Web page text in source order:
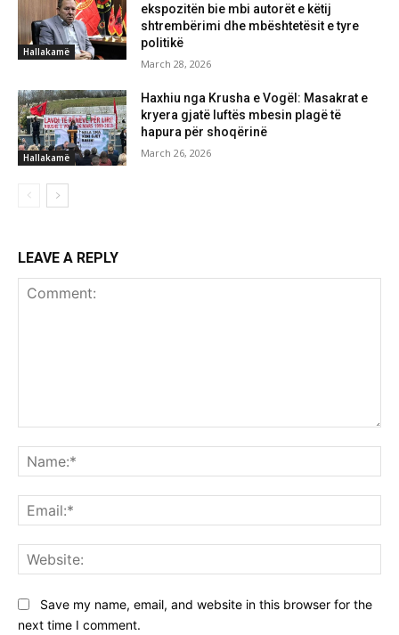
Hallakamë
ekspozitën bie mbi autorët e këtij
shtrembërimi dhe mbështetësit e tyre
politikë
March 28, 2026
Hallakamë
Haxhiu nga Krusha e Vogël: Masakrat e
kryera gjatë luftës mbesin plagë të
hapura për shoqërinë
March 26, 2026
LEAVE A REPLY
Save my name, email, and website in this browser for the
next time I comment.